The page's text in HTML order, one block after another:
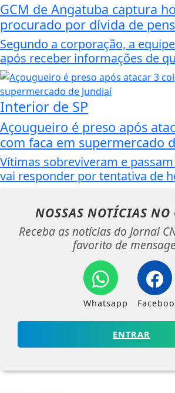
GCM de Angatuba captura
procurado por dívida de
Segundo a corporação, a
após receber informações de
Interior de SP
Açougueiro é preso após
com faca em supermercado
Vítimas sobreviveram e
vai responder por tentativa de
NOSSAS NOTÍCIAS NO
Receba as notícias do Jornal
favorito de
Whatsapp
ENTRAR